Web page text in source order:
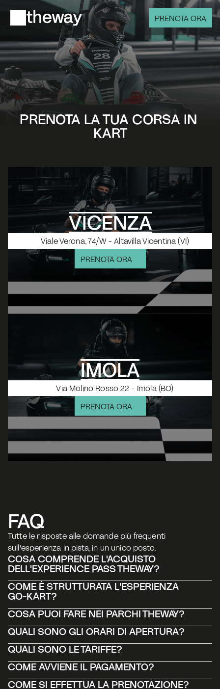
PRENOTA ORA
PRENOTA LA TUA CORSA IN
KART
VICENZA
Viale Verona, 74/W - Altavilla Vicentina (VI)
PRENOTA ORA
IMOLA
Via Molino Rosso 22 - Imola (BO)
PRENOTA ORA
FAQ
Tutte le risposte alle domande più frequenti
sull'esperienza in pista, in un unico posto.
COSA COMPRENDE L'ACQUISTO
DELL'EXPERIENCE PASS THEWAY?
COME È STRUTTURATA L'ESPERIENZA
GO-KART?
COSA PUOI FARE NEI PARCHI THEWAY?
QUALI SONO GLI ORARI DI APERTURA?
QUALI SONO LE TARIFFE?
COME AVVIENE IL PAGAMENTO?
COME SI EFFETTUA LA PRENOTAZIONE?